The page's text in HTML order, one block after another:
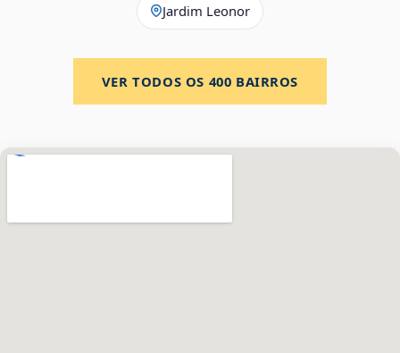
Jardim Leonor
VER TODOS OS 400 BAIRROS